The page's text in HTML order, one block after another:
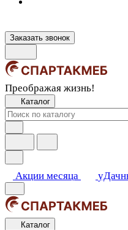
Заказать звонок
Преображая жизнь!
Каталог
Акции месяца
Каталог